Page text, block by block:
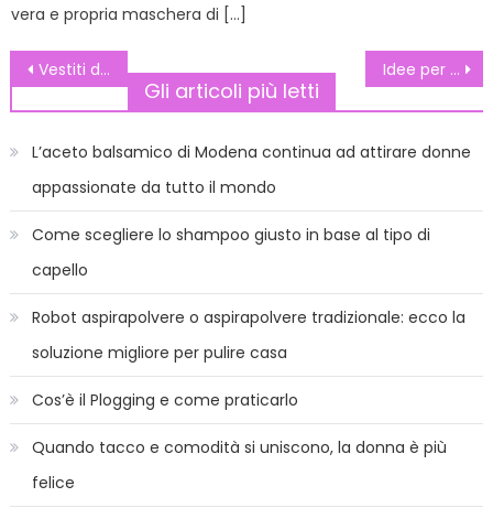
vera e propria maschera di […]
Navigazione
articoli
Vestiti di Carnevale per bambini Idee per Carnevale: Jessica Rabbit
Gli articoli più letti
L’aceto balsamico di Modena continua ad attirare donne
appassionate da tutto il mondo
Come scegliere lo shampoo giusto in base al tipo di
capello
Robot aspirapolvere o aspirapolvere tradizionale: ecco la
soluzione migliore per pulire casa
Cos’è il Plogging e come praticarlo
Quando tacco e comodità si uniscono, la donna è più
felice